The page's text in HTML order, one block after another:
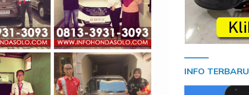
INFO TERBARU